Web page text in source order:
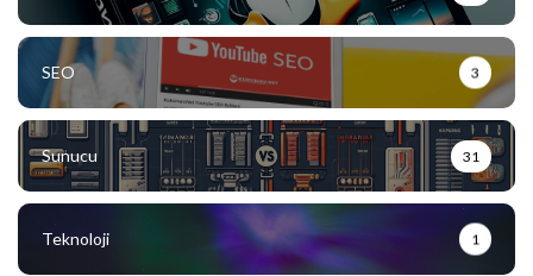
SEO 3
Sunucu 31
Teknoloji 1